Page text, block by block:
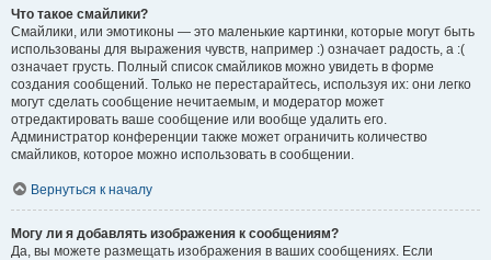
Что такое смайлики?
Смайлики, или эмотиконы — это маленькие картинки, которые могут быть
использованы для выражения чувств, например :) означает радость, а :(
означает грусть. Полный список смайликов можно увидеть в форме
создания сообщений. Только не перестарайтесь, используя их: они легко
могут сделать сообщение нечитаемым, и модератор может
отредактировать ваше сообщение или вообще удалить его.
Администратор конференции также может ограничить количество
смайликов, которое можно использовать в сообщении.
Вернуться к началу
Могу ли я добавлять изображения к сообщениям?
Да, вы можете размещать изображения в ваших сообщениях. Если